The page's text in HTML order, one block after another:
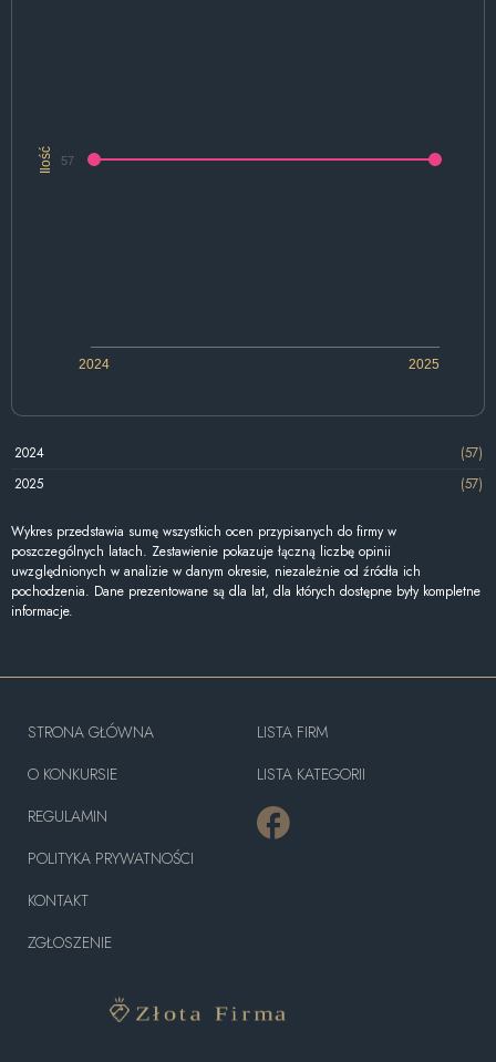
Ilość
2024 2025
57
2024
(57)
2025
(57)
Wykres przedstawia sumę wszystkich ocen przypisanych do firmy w
poszczególnych latach. Zestawienie pokazuje łączną liczbę opinii
uwzględnionych w analizie w danym okresie, niezależnie od źródła ich
pochodzenia. Dane prezentowane są dla lat, dla których dostępne były kompletne
informacje.
STRONA GŁÓWNA
O KONKURSIE
REGULAMIN
POLITYKA PRYWATNOŚCI
KONTAKT
ZGŁOSZENIE
LISTA FIRM
LISTA KATEGORII